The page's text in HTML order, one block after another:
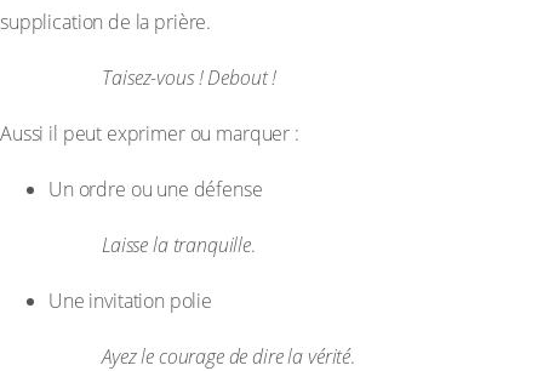
supplication de la prière.
Taisez-vous ! Debout !
Aussi il peut exprimer ou marquer :
Un ordre ou une défense
Laisse la tranquille.
Une invitation polie
Ayez le courage de dire la vérité.